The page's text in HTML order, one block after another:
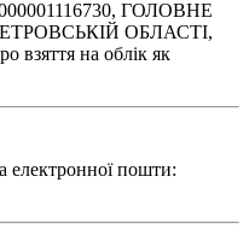
ГОЛОВНЕ
ОБЛАСТІ,
на облік як
електронної пошти: